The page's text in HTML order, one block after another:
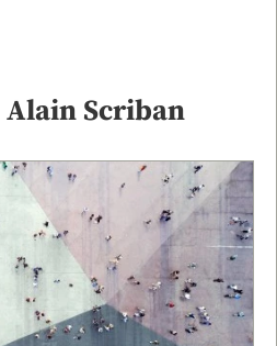
Alain Scriban